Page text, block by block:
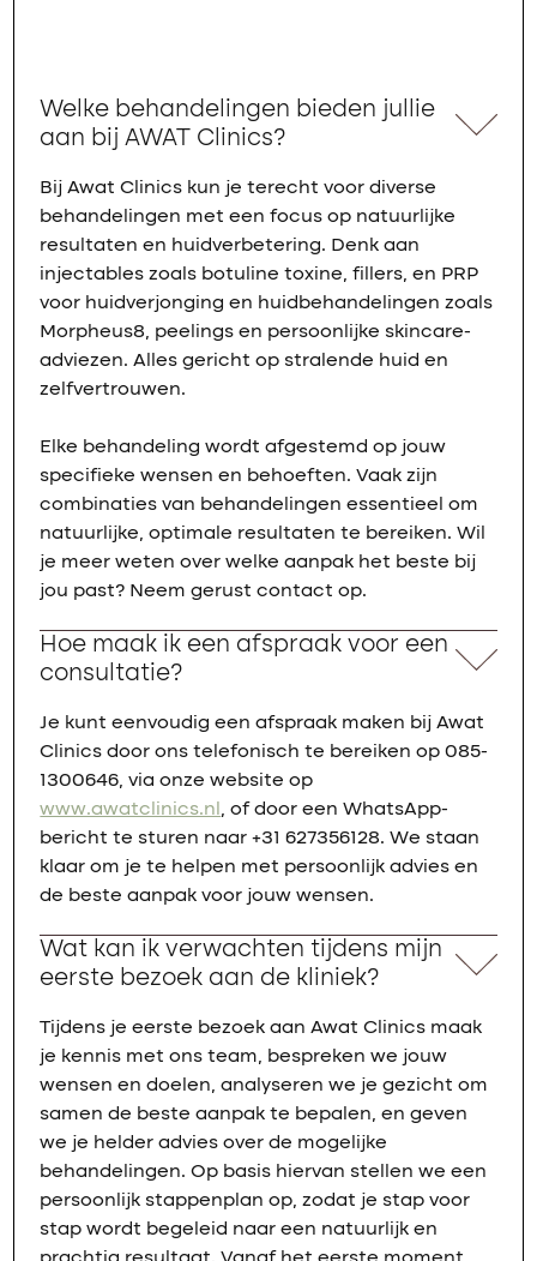
Welke behandelingen bieden jullie
aan bij AWAT Clinics?
Bij Awat Clinics kun je terecht voor diverse
behandelingen met een focus op natuurlijke
resultaten en huidverbetering. Denk aan
injectables zoals botuline toxine, fillers, en PRP
voor huidverjonging en huidbehandelingen zoals
Morpheus8, peelings en persoonlijke skincare-
adviezen. Alles gericht op stralende huid en
zelfvertrouwen.
Elke behandeling wordt afgestemd op jouw
specifieke wensen en behoeften. Vaak zijn
combinaties van behandelingen essentieel om
natuurlijke, optimale resultaten te bereiken. Wil
je meer weten over welke aanpak het beste bij
jou past? Neem gerust contact op.
Hoe maak ik een afspraak voor een
consultatie?
Je kunt eenvoudig een afspraak maken bij Awat
Clinics door ons telefonisch te bereiken op 085-
1300646, via onze website op
www.awatclinics.nl , of door een WhatsApp-
bericht te sturen naar +31 627356128. We staan
klaar om je te helpen met persoonlijk advies en
de beste aanpak voor jouw wensen.
Wat kan ik verwachten tijdens mijn
eerste bezoek aan de kliniek?
Tijdens je eerste bezoek aan Awat Clinics maak
je kennis met ons team, bespreken we jouw
wensen en doelen, analyseren we je gezicht om
samen de beste aanpak te bepalen, en geven
we je helder advies over de mogelijke
behandelingen. Op basis hiervan stellen we een
persoonlijk stappenplan op, zodat je stap voor
stap wordt begeleid naar een natuurlijk en